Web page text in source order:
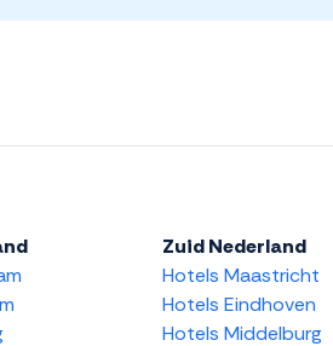
Zuid Nederland
Hotels Maastricht
Hotels Eindhoven
Hotels Middelburg